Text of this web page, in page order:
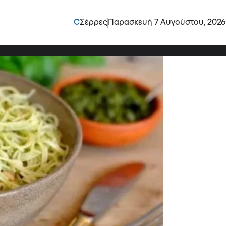
CΣέρρες Παρασκευή 7 Αυγούστου, 2026